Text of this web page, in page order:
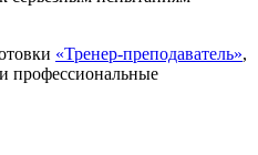
«Тренер-преподаватель»,
профессиональные